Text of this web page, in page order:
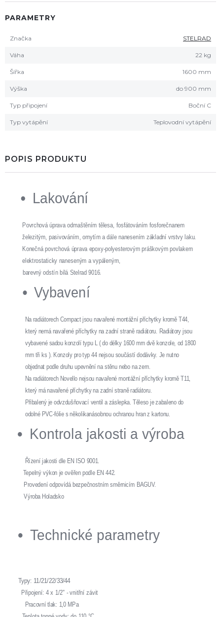
PARAMETRY
Značka STELRAD
Váha 22 kg
Šířka 1600 mm
Výška do 900 mm
Typ připojení Boční C
Typ vytápění Teplovodní vytápění
POPIS PRODUKTU
Lakování
Povrchová úprava odmaštěním tělesa, fosfátováním fosforečnanem
železitým, pasivováním, omytím a dále nanesením základní vrstvy laku.
Konečná povrchová úprava epoxy-polyesterovým práškovým povlakem
elektrostaticky naneseným a vypáleným,
barevný odstín bílá Stelrad 9016.
Vybavení
Na radiátorech Compact jsou navařené montážní příchytky kromě T44,
který nemá navařené příchytky na zadní straně radiátoru. Radiátory jsou
vybavené sadou konzolí typu L ( do délky 1600 mm dvě konzole, od 1800
mm tři ks ). Konzoly pro typ 44 nejsou součástí dodávky. Je nutno
objednat podle druhu upevnění na stěnu nebo na zem.
Na radiátorech Novello nejsou navařené montážní příchytky kromě T11,
který má navařené příchytky na zadní straně radiátoru.
Přibalený je odvzdušňovací ventil a záslepka. Těleso je zabaleno do
odolné PVC-fólie s několikanásobnou ochranou hran z kartonu.
Kontrola jakosti a výroba
Řízení jakosti dle EN ISO 9001.
Tepelný výkon je ověřen podle EN 442.
Provedení odpovídá bezpečnostním směrnicím BAGUV.
Výroba Holadsko
Technické parametry
Typy: 11/21/22/33/44
Připojení: 4 x 1/2" - vnitřní závit
Pracovní tlak: 1,0 MPa